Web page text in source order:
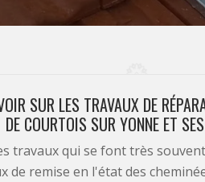
SUR LES TRAVAUX DE
DE COURTOIS SUR YONNE ET
travaux qui se font très
de remise en l'état des